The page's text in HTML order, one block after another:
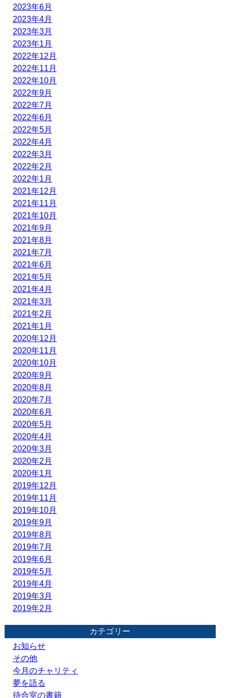
2023年6月
2023年4月
2023年3月
2023年1月
2022年12月
2022年11月
2022年10月
2022年9月
2022年7月
2022年6月
2022年5月
2022年4月
2022年3月
2022年2月
2022年1月
2021年12月
2021年11月
2021年10月
2021年9月
2021年8月
2021年7月
2021年6月
2021年5月
2021年4月
2021年3月
2021年2月
2021年1月
2020年12月
2020年11月
2020年10月
2020年9月
2020年8月
2020年7月
2020年6月
2020年5月
2020年4月
2020年3月
2020年2月
2020年1月
2019年12月
2019年11月
2019年10月
2019年9月
2019年8月
2019年7月
2019年6月
2019年5月
2019年4月
2019年3月
2019年2月
カテゴリー
お知らせ
その他
今月のチャリティ
夢を語る
待合室の書籍